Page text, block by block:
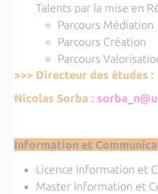
Talents par la mise en
Parcours Médiation
Parcours Création
Parcours
>>> Directeur des études :
Nicolas Sorba :
Information et
Licence Information et
Master Information et